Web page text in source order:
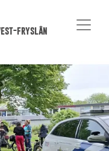
fryslân